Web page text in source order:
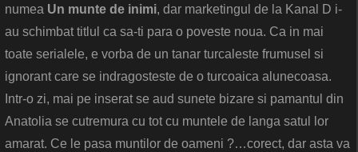
numea Un munte de inimi, dar marketingul de la Kanal D i-
au schimbat titlul ca sa-ti para o poveste noua. Ca in mai
toate serialele, e vorba de un tanar turcaleste frumusel si
ignorant care se indragosteste de o turcoaica alunecoasa.
Intr-o zi, mai pe inserat se aud sunete bizare si pamantul din
Anatolia se cutremura cu tot cu muntele de langa satul lor
amarat. Ce le pasa muntilor de oameni ?…corect, dar asta va